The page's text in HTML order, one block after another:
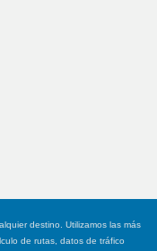
destino. Utilizamos las más
de rutas, datos de tráfico